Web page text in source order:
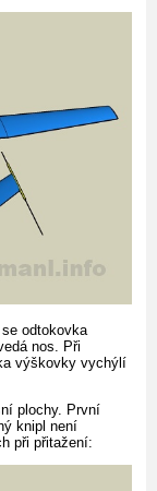
odtokovka
nos. Při
výškovky vychýlí
plochy. První
knipl není
při přitažení: